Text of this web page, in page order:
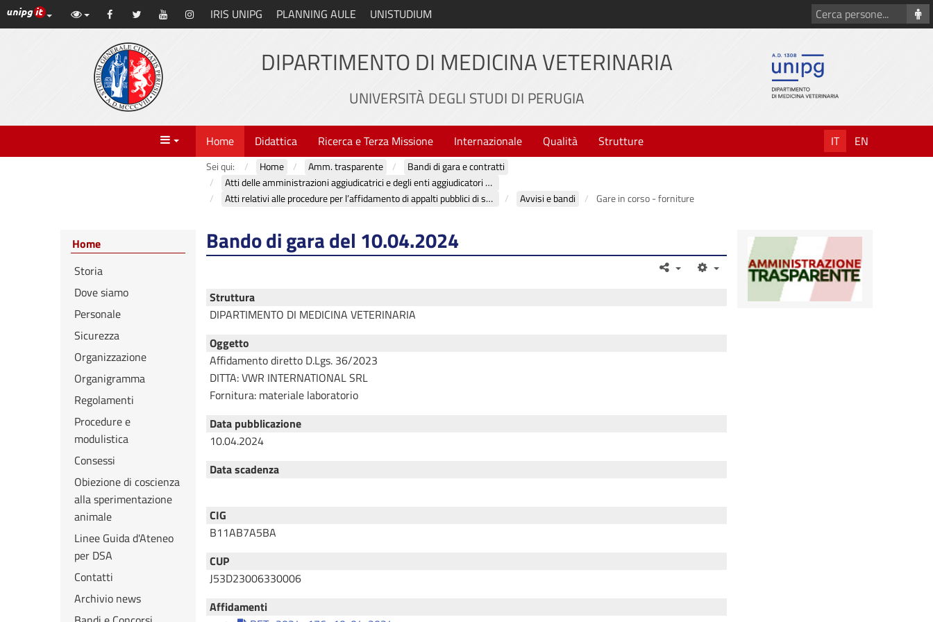
Vai
al
Link ai principali servizi web di Ateneo
Facebook Twitter YouTube Instagram
IRIS UNIPG PLANNING AULE UNISTUDIUM
Cerca
persone
DIPARTIMENTO DI MEDICINA VETERINARIA
UNIVERSITÀ DEGLI STUDI DI PERUGIA
Menu Home Didattica Ricerca e Terza Missione Internazionale Qualità Strutture IT EN
Sei qui: Home Amm. trasparente
Bandi di gara e contratti
Atti delle amministrazioni aggiudicatrici e degli enti aggiudicatori distintamente per ogni procedura
Atti relativi alle procedure per l’affidamento di appalti pubblici di servizi, forniture, lavori e opere, di concorsi pubblici di progettazione, di concorsi di idee e di concessioni
Avvisi e bandi Gare in corso - forniture
Bando di gara del 10.04.2024
Struttura
DIPARTIMENTO DI MEDICINA VETERINARIA
Oggetto
Affidamento diretto D.Lgs. 36/2023
DITTA: VWR INTERNATIONAL SRL
Fornitura: materiale laboratorio
Data pubblicazione
10.04.2024
Data scadenza
CIG
B11AB7A5BA
CUP
J53D23006330006
Affidamenti
Home
Storia
Dove siamo
Personale
Sicurezza
Organizzazione
Organigramma
Regolamenti
Procedure e
modulistica
Consessi
Obiezione di coscienza
alla sperimentazione
animale
Linee Guida d'Ateneo
per DSA
Contatti
Archivio news